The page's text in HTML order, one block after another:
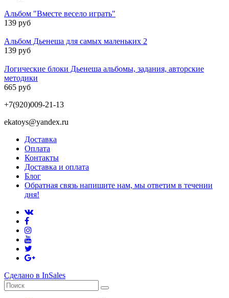
Альбом "Вместе весело играть"
139 руб
Альбом Дьенеша для самых маленьких 2
139 руб
Логические блоки Дьенеша альбомы, задания, авторские
методики
665 руб
+7(920)009-21-13
ekatoys@yandex.ru
Доставка
Оплата
Контакты
Доставка и оплата
Блог
Обратная связь напишите нам, мы ответим в течении
дня!
Сделано в InSales